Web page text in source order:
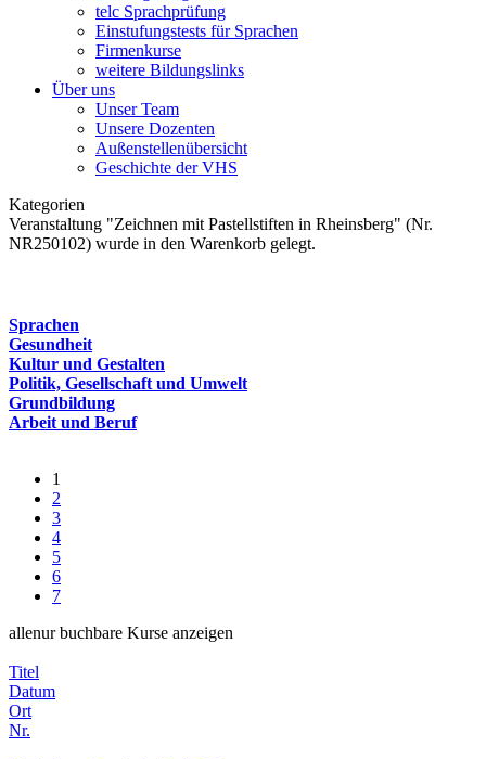
telc Sprachprüfung
Einstufungstests für Sprachen
Firmenkurse
weitere Bildungslinks
Über uns
Unser Team
Unsere Dozenten
Außenstellenübersicht
Geschichte der VHS
Kategorien
Veranstaltung "Zeichnen mit Pastellstiften in Rheinsberg" (Nr.
NR250102) wurde in den Warenkorb gelegt.
Sprachen
Gesundheit
Kultur und Gestalten
Politik, Gesellschaft und Umwelt
Grundbildung
Arbeit und Beruf
1
2
3
4
5
6
7
allenur buchbare Kurse anzeigen
Titel
Datum
Ort
Nr.